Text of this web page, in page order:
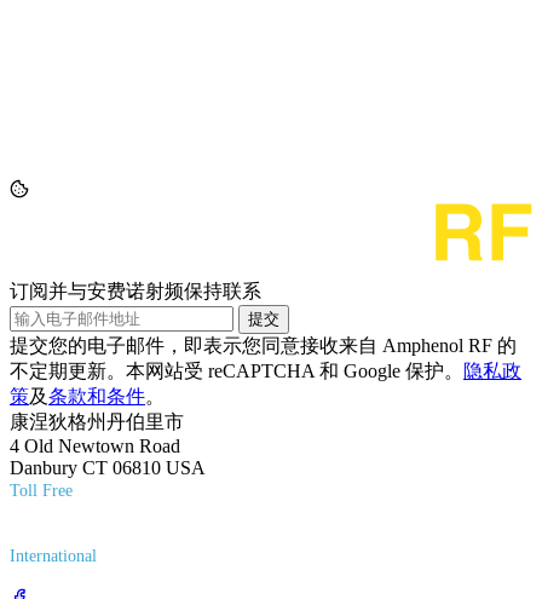
订阅并与安费诺射频保持联系
提交
提交您的电子邮件，即表示您同意接收来自 Amphenol RF 的
不定期更新。本网站受 reCAPTCHA 和 Google 保护。
隐私政
策及条款和条件。
康涅狄格州丹伯里市
4 Old Newtown Road
Danbury CT 06810 USA
Toll Free
International